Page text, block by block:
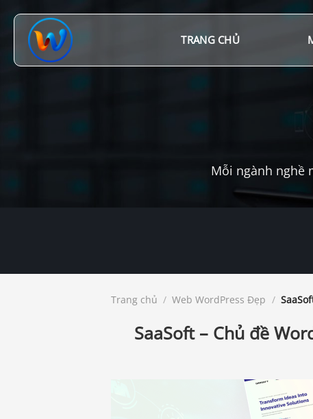
đến
TRANG CHỦ
Mỗi ngành nghề
Trang chủ / Web WordPress Đẹp /
SaaSoft – Chủ đề